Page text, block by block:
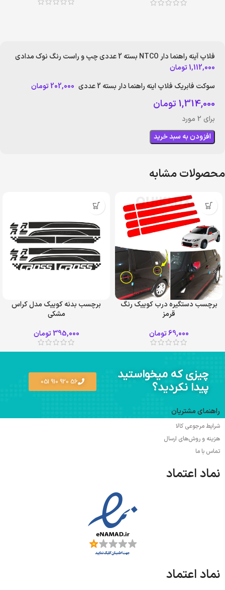
فلاپ آینه راهنما دار NTCO بسته 2 عددی چپ و راست رنگ نوک مدادی
1,112,000تومان
سوکت فابریک فلاپ اینه راهنما دار بسته 2 عددی
202,000تومان
1,314,000 تومان
برای 2 مورد
افزودن به سبد خرید
محصولات مشابه
برچسب دستگیره درب کوییک رنگ
قرمز
69,000تومان
برچسب بدنه کوییک مدل کراس
مشکی
395,000 تومان
چیزی که میخواستید
پیدا نکردید؟
56 920 910 051
راهنمای مشتریان
شرایط مرجوعی کالا
هزینه و روش‌های ارسال
تماس با ما
نماد اعتماد
نماد اعتماد